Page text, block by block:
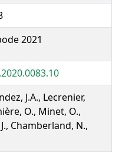
2021
J.A., Lecrenier,
O., Minet, O.,
Chamberland, N.,